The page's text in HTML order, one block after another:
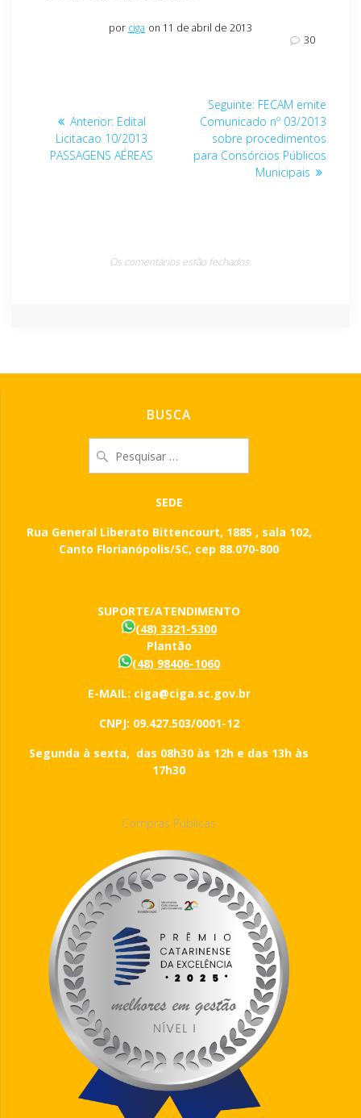
por ciga on 11 de abril de 2013
30
Post
Anterior: Post
anterior:
Edital
Licitacao 10/2013
PASSAGENS AÉREAS
Seguinte: Post
seguinte:
FECAM emite
Comunicado nº 03/2013
sobre procedimentos
para Consórcios Públicos
Municipais
Os comentários estão fechados.
BUSCA
por:
SEDE
Rua General Liberato Bittencourt, 1885 , sala 102,
Canto Florianópolis/SC, cep 88.070-800
SUPORTE/ATENDIMENTO
(48) 3321-5300
Plantão
(48) 98406-1060
E-MAIL: ciga@ciga.sc.gov.br
CNPJ: 09.427.503/0001-12
Segunda à sexta, das 08h30 às 12h e das 13h às
17h30
Compras Públicas